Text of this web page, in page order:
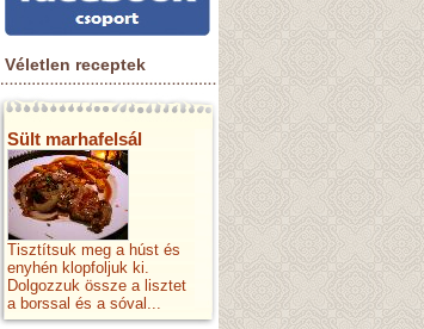
Véletlen receptek
Sült marhafelsál
Tisztítsuk meg a húst és
enyhén klopfoljuk ki.
Dolgozzuk össze a lisztet
a borssal és a sóval...